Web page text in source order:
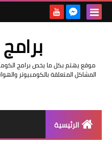
موقع يهتم بكل ما يخص برامج
المشاكل المتعلقة بالكومبيوتر
الرئيسية